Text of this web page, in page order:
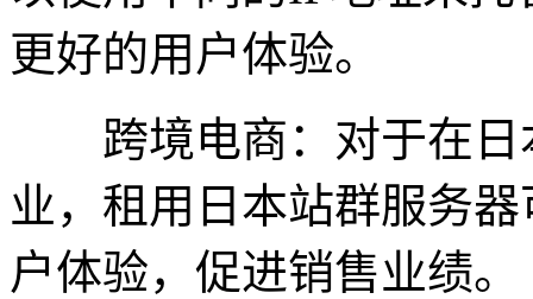
更好的用户体验。
跨境电商：对于在日
业，租用日本站群服务
户体验，促进销售业绩。